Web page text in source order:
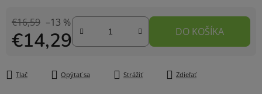
€16,59 –13 %
€14,29 DO KOŠÍKA
Tlač Opýtať sa Strážiť Zdieľať